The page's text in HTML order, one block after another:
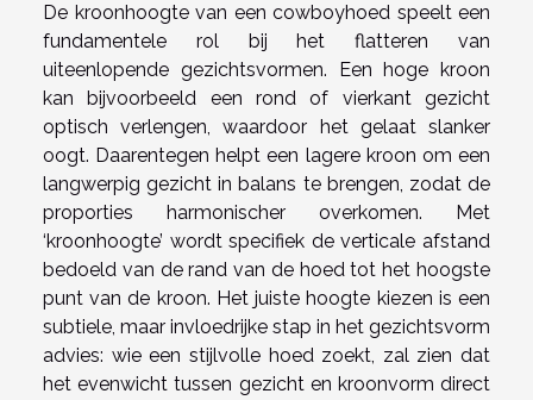
De kroonhoogte van een cowboyhoed speelt een
fundamentele rol bij het flatteren van
uiteenlopende gezichtsvormen. Een hoge kroon
kan bijvoorbeeld een rond of vierkant gezicht
optisch verlengen, waardoor het gelaat slanker
oogt. Daarentegen helpt een lagere kroon om een
langwerpig gezicht in balans te brengen, zodat de
proporties harmonischer overkomen. Met
‘kroonhoogte’ wordt specifiek de verticale afstand
bedoeld van de rand van de hoed tot het hoogste
punt van de kroon. Het juiste hoogte kiezen is een
subtiele, maar invloedrijke stap in het gezichtsvorm
advies: wie een stijlvolle hoed zoekt, zal zien dat
het evenwicht tussen gezicht en kroonvorm direct